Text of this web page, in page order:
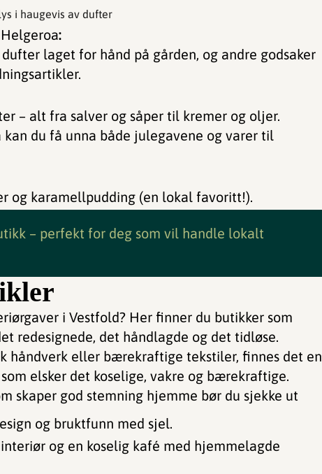
i haugevis av dufter
:
laget for hånd på gården, og andre godsaker
– alt fra salver og såper til kremer og oljer.
du få unna både julegavene og varer til
og karamellpudding (en lokal favoritt!).
– perfekt for deg som vil handle lokalt
i Vestfold? Her finner du butikker som
redesignede, det håndlagde og det tidløse.
håndverk eller bærekraftige tekstiler, finnes det en
elsker det koselige, vakre og bærekraftige.
skaper god stemning hjemme bør du sjekke ut
og bruktfunn med sjel.
og en koselig kafé med hjemmelagde